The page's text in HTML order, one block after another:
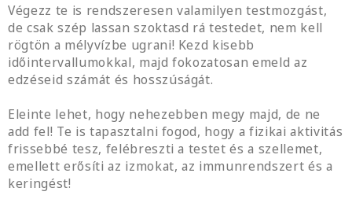
Végezz te is rendszeresen valamilyen testmozgást,
de csak szép lassan szoktasd rá testedet, nem kell
rögtön a mélyvízbe ugrani! Kezd kisebb
időintervallumokkal, majd fokozatosan emeld az
edzéseid számát és hosszúságát.
Eleinte lehet, hogy nehezebben megy majd, de ne
add fel! Te is tapasztalni fogod, hogy a fizikai aktivitás
frissebbé tesz, felébreszti a testet és a szellemet,
emellett erősíti az izmokat, az immunrendszert és a
keringést!